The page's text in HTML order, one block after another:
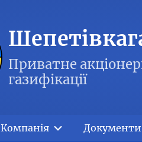
Приватне
газифікації
Компанія Документи